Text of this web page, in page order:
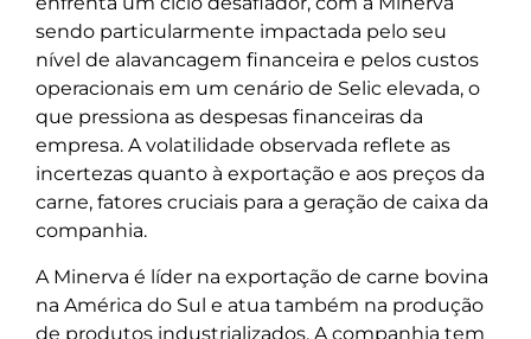
sendo particularmente impactada pelo seu
nível de alavancagem financeira e pelos custos
operacionais em um cenário de Selic elevada, o
que pressiona as despesas financeiras da
empresa. A volatilidade observada reflete as
incertezas quanto à exportação e aos preços da
carne, fatores cruciais para a geração de caixa da
companhia.
A Minerva é líder na exportação de carne bovina
na América do Sul e atua também na produção
de produtos industrializados. A companhia tem